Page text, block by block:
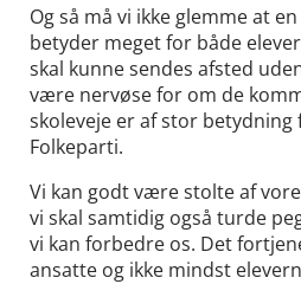
Og så må vi ikke glemme at
betyder meget for både
skal kunne sendes afsted
være nervøse for om de
skoleveje er af stor
Folkeparti.
Vi kan godt være stolte af
vi skal samtidig også turde
vi kan forbedre os. Det
ansatte og ikke mindst